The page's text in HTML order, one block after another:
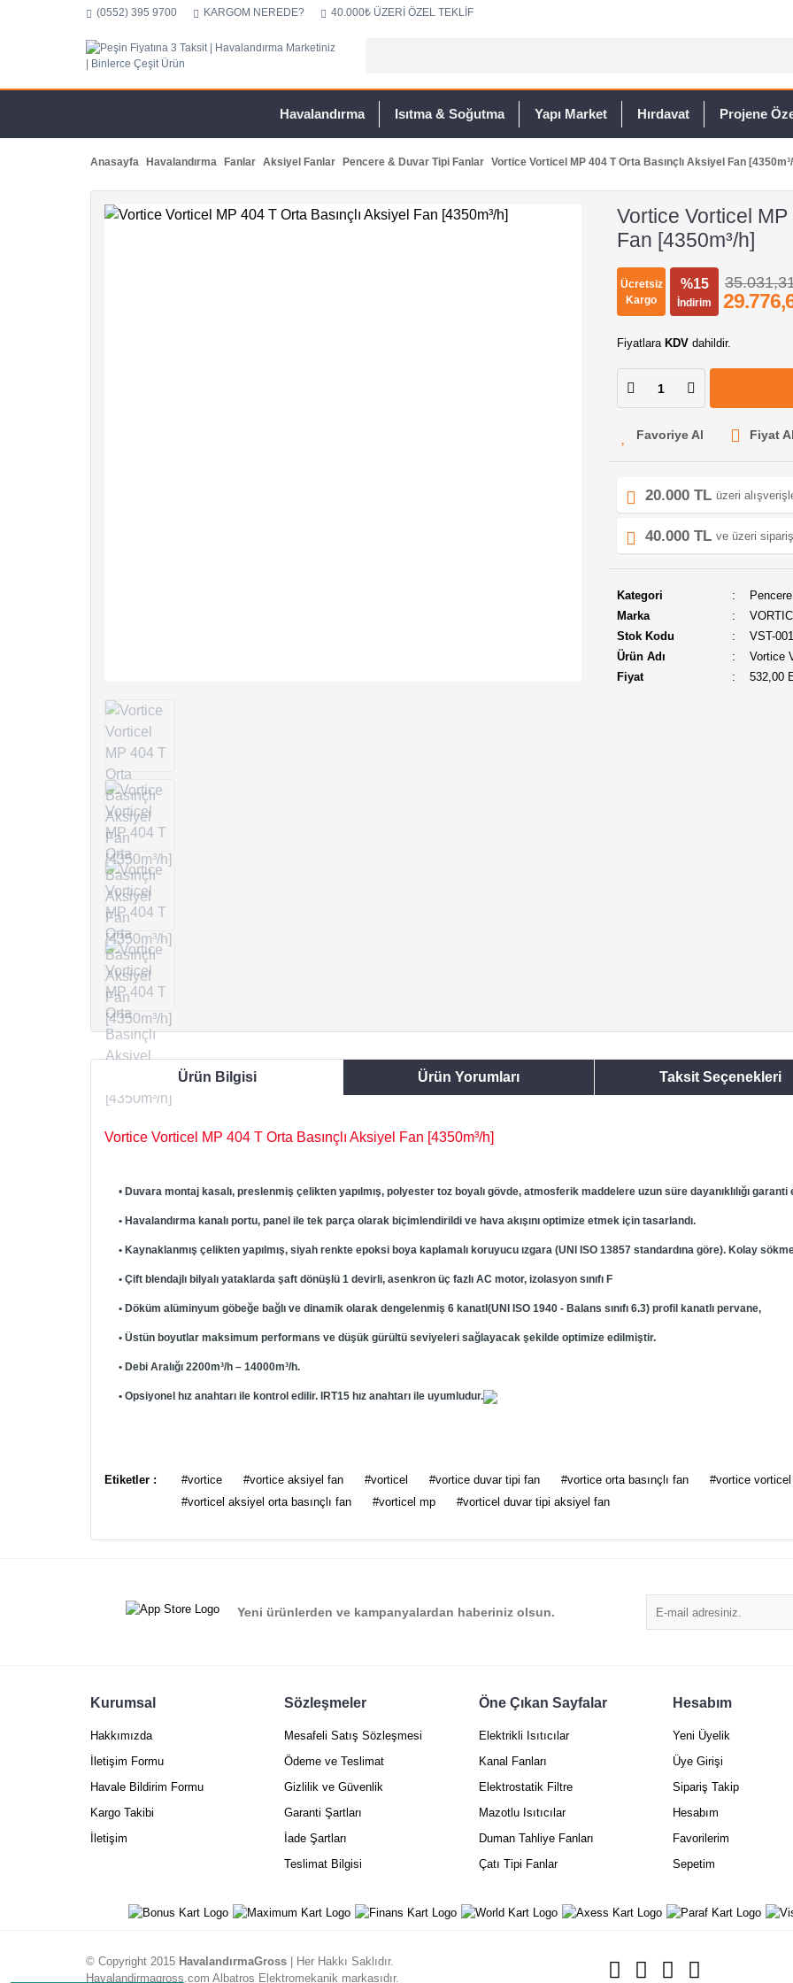
(0552) 395 9700 KARGOM NEREDE? 40.000₺ ÜZERİ ÖZEL TEKLİF
Havalandırma Isıtma & Soğutma Yapı Market Hırdavat Projene
Anasayfa Havalandırma Fanlar Aksiyel Fanlar Pencere & Duvar Tipi Fanlar Vortice Vorticel MP 404 T Orta Basınçlı Aksiyel Fan
Vortice Vorticel MP
Fan [4350m³/h]
Ücretsiz
Kargo
%15
İndirim
Fiyatlara KDV dahildir.
Fiyat
20.000 TL üzeri
40.000 TL ve üzeri
Kategori
Marka
Stok Kodu
VST-
Ürün Adı
Vortice
Fiyat
532,00
Ürün Bilgisi Ürün Yorumları Taksit Seçenekleri
Vortice Vorticel MP 404 T Orta Basınçlı Aksiyel Fan [4350m³/h]
• Duvara montaj kasalı, preslenmiş çelikten yapılmış, polyester toz boyalı gövde, atmosferik maddelere uzun süre dayanıklılığı garanti
• Havalandırma kanalı portu, panel ile tek parça olarak biçimlendirildi ve hava akışını optimize etmek için tasarlandı.
• Kaynaklanmış çelikten yapılmış, siyah renkte epoksi boya kaplamalı koruyucu ızgara (UNI ISO 13857 standardına göre). Kolay
• Çift blendajlı bilyalı yataklarda şaft dönüşlü 1 devirli, asenkron üç fazlı AC motor, izolasyon sınıfı F
• Döküm alüminyum göbeğe bağlı ve dinamik olarak dengelenmiş 6 kanatl(UNI ISO 1940 - Balans sınıfı 6.3) profil kanatlı pervane,
• Üstün boyutlar maksimum performans ve düşük gürültü seviyeleri sağlayacak şekilde optimize edilmiştir.
• Debi Aralığı 2200m³/h – 14000m³/h.
• Opsiyonel hız anahtarı ile kontrol edilir. IRT15 hız anahtarı ile uyumludur.
Bu ürüne ilk yorumu siz yapın!
Ürün açıklamasında eksik bilgiler bulunuyor.
Bu ürüne benzer farklı alternatifler olmalı.
Etiketler : #vortice #vortice aksiyel fan #vorticel #vortice duvar tipi fan #vortice orta basınçlı fan #vortice
#vorticel aksiyel orta basınçlı fan
#vorticel mp #vorticel duvar tipi aksiyel fan
Yeni ürünlerden ve kampanyalardan haberiniz olsun.
Kurumsal
Hakkımızda
İletişim Formu
Havale Bildirim Formu
Kargo Takibi
İletişim
Sözleşmeler
Mesafeli Satış Sözleşmesi
Ödeme ve Teslimat
Gizlilik ve Güvenlik
Garanti Şartları
İade Şartları
Teslimat Bilgisi
Öne Çıkan Sayfalar
Elektrikli Isıtıcılar
Kanal Fanları
Elektrostatik Filtre
Mazotlu Isıtıcılar
Duman Tahliye Fanları
Çatı Tipi Fanlar
Hesabım
Yeni Üyelik
Üye Girişi
Sipariş Takip
Hesabım
Favorilerim
Sepetim
© Copyright 2015 HavalandırmaGross | Her Hakkı Saklıdır.
Havalandirmagross.com Albatros Elektromekanik markasıdır.